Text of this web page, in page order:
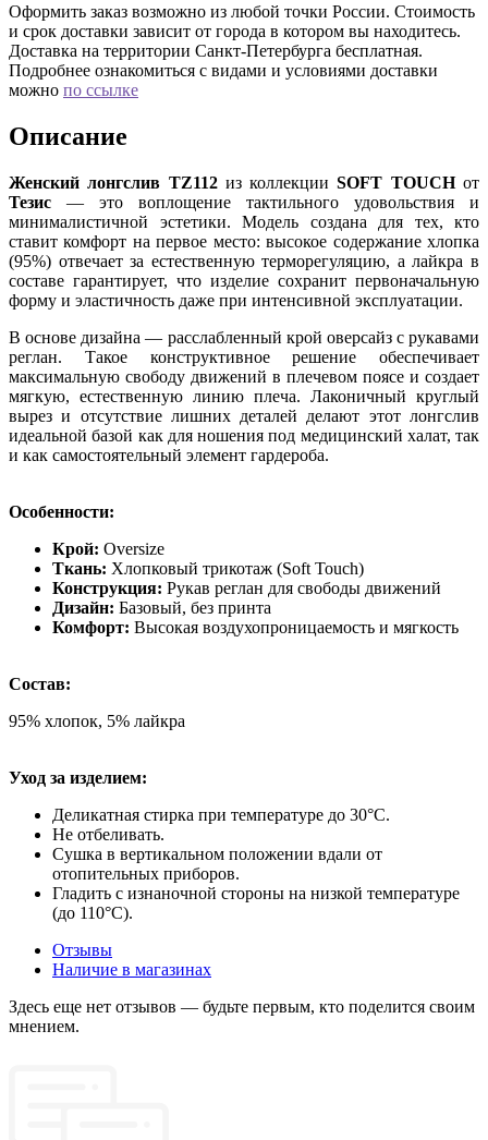
Оформить заказ возможно из любой точки России. Стоимость
и срок доставки зависит от города в котором вы находитесь.
Доставка на территории Санкт-Петербурга бесплатная.
Подробнее ознакомиться с видами и условиями доставки
можно по ссылке
Описание
Женский лонгслив TZ112из коллекцииSOFT TOUCHот
Тезис — это воплощение тактильного удовольствия и
минималистичной эстетики. Модель создана для тех, кто
ставит комфорт на первое место:высокое содержание хлопка
(95%) отвечает за естественную терморегуляцию, а лайкра в
составе гарантирует, что изделие сохранит первоначальную
форму и эластичность даже при интенсивной эксплуатации.
В основе дизайна — расслабленный крой оверсайз с рукавами
реглан. Такое конструктивное решение обеспечивает
максимальную свободу движений в плечевом поясе и создает
мягкую, естественную линию плеча. Лаконичный круглый
вырез и отсутствие лишних деталей делают этот лонгслив
идеальной базой как для ношения под медицинский халат, так
и как самостоятельный элемент гардероба.
Особенности:
Крой: Oversize
Ткань: Хлопковый трикотаж (Soft Touch)
Конструкция: Рукав реглан для свободы движений
Дизайн: Базовый, без принта
Комфорт: Высокая воздухопроницаемость и мягкость
Состав:
95% хлопок, 5% лайкра
Уход за изделием:
Деликатная стирка при температуре до 30°C.
Не отбеливать.
Сушка в вертикальном положении вдали от
отопительных приборов.
Гладить с изнаночной стороны на низкой температуре
(до 110°C).
Отзывы
Наличие в магазинах
Здесь еще нет отзывов — будьте первым, кто поделится своим
мнением.